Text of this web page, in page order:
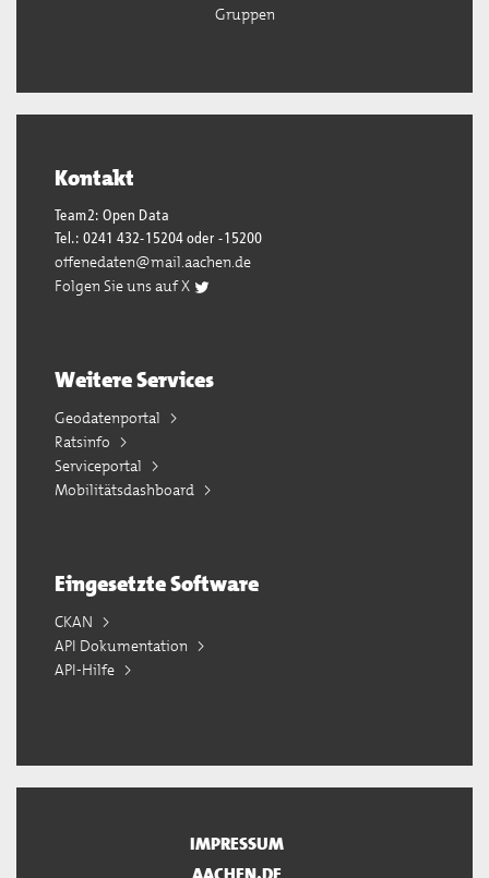
Gruppen
Kontakt
Team2: Open Data
Tel.: 0241 432-15204 oder -15200
offenedaten@mail.aachen.de
Folgen Sie uns auf X
Weitere Services
Geodatenportal
Ratsinfo
Serviceportal
Mobilitätsdashboard
Eingesetzte Software
CKAN
API Dokumentation
API-Hilfe
IMPRESSUM